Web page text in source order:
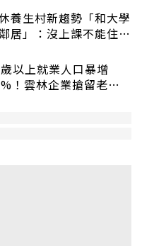
養生村新趨勢「和大學
居」：沒上課不能住、
以上就業人口暴增
！雲林企業搶留老員